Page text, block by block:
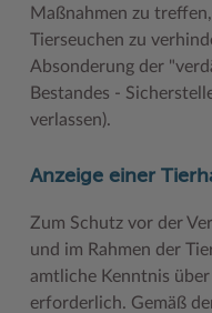
Maßnahmen zu
Tierseuchen zu
Absonderung der
Bestandes -
verlassen).
Anzeige einer
Zum Schutz vor der
und im Rahmen der
amtliche Kenntnis
erforderlich. Gemäß